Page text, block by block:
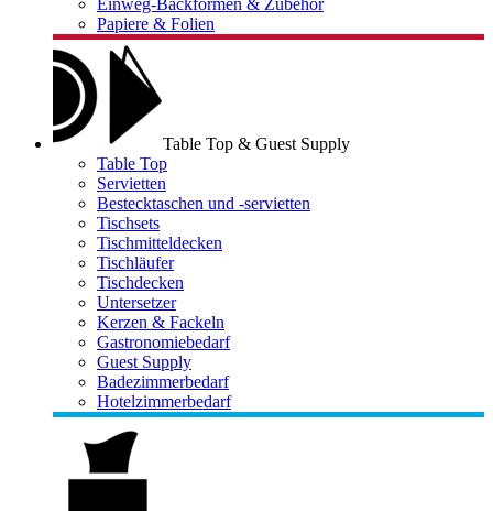
Einweg-Backformen & Zubehör
Papiere & Folien
Table Top & Guest Supply
Table Top
Servietten
Bestecktaschen und -servietten
Tischsets
Tischmitteldecken
Tischläufer
Tischdecken
Untersetzer
Kerzen & Fackeln
Gastronomiebedarf
Guest Supply
Badezimmerbedarf
Hotelzimmerbedarf